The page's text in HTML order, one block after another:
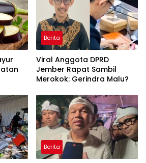
Berita
Viral Anggota DPRD
Jember Rapat Sambil
Merokok: Gerindra Malu?
Berita